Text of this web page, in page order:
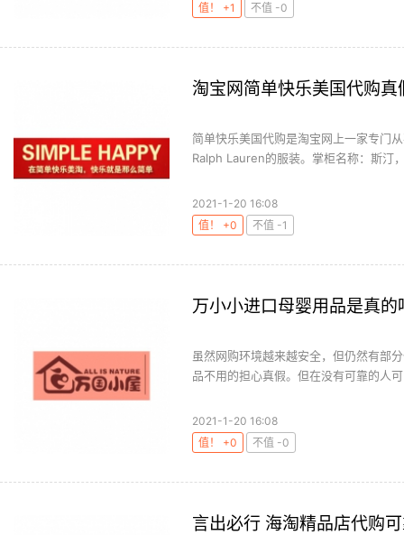
值！ +1
不值 -0
淘宝网简单快乐美国代购真
简单快乐美国代购是淘宝网上一家专门
Ralph Lauren的服装。掌柜名称：斯汀
2021-1-20 16:08
值！ +0
不值 -1
万小小进口母婴用品是真的
虽然网购环境越来越安全，但仍然有部
品不用的担心真假。但在没有可靠的人
2021-1-20 16:08
值！ +0
不值 -0
言出必行 海淘精品店代购